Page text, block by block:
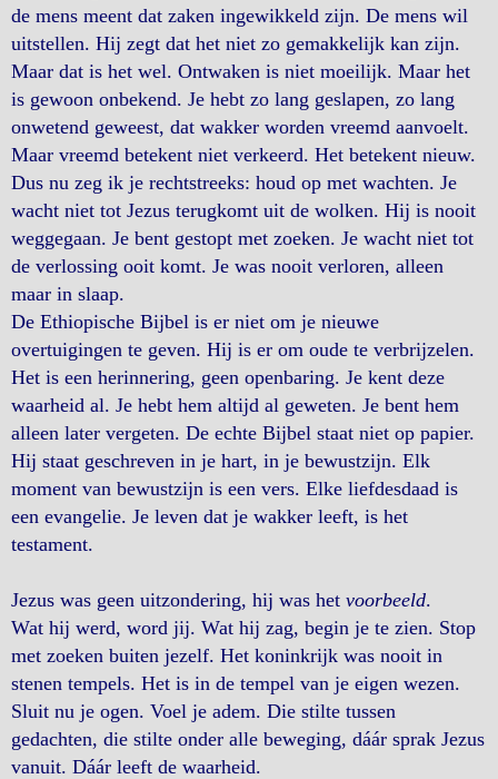
de mens meent dat zaken ingewikkeld zijn. De mens wil
uitstellen. Hij zegt dat het niet zo gemakkelijk kan zijn.
Maar dat is het wel. Ontwaken is niet moeilijk. Maar het
is gewoon onbekend. Je hebt zo lang geslapen, zo lang
onwetend geweest, dat wakker worden vreemd aanvoelt.
Maar vreemd betekent niet verkeerd. Het betekent nieuw.
Dus nu zeg ik je rechtstreeks: houd op met wachten. Je
wacht niet tot Jezus terugkomt uit de wolken. Hij is nooit
weggegaan. Je bent gestopt met zoeken. Je wacht niet tot
de verlossing ooit komt. Je was nooit verloren, alleen
maar in slaap.
De Ethiopische Bijbel is er niet om je nieuwe
overtuigingen te geven. Hij is er om oude te verbrijzelen.
Het is een herinnering, geen openbaring. Je kent deze
waarheid al. Je hebt hem altijd al geweten. Je bent hem
alleen later vergeten. De echte Bijbel staat niet op papier.
Hij staat geschreven in je hart, in je bewustzijn. Elk
moment van bewustzijn is een vers. Elke liefdesdaad is
een evangelie. Je leven dat je wakker leeft, is het
testament.
Jezus was geen uitzondering, hij was het voorbeeld.
Wat hij werd, word jij. Wat hij zag, begin je te zien. Stop
met zoeken buiten jezelf. Het koninkrijk was nooit in
stenen tempels. Het is in de tempel van je eigen wezen.
Sluit nu je ogen. Voel je adem. Die stilte tussen
gedachten, die stilte onder alle beweging, dáár sprak Jezus
vanuit. Dáár leeft de waarheid.